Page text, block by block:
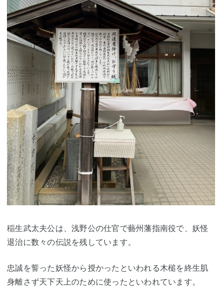
稲生武太夫公は、浅野公の仕官で藝州藩指南役で、妖怪
退治に数々の伝説を残しています。
忠誠を誓った妖怪から授かったといわれる木槌を終生肌
身離さず天下天上のために使ったといわれています。